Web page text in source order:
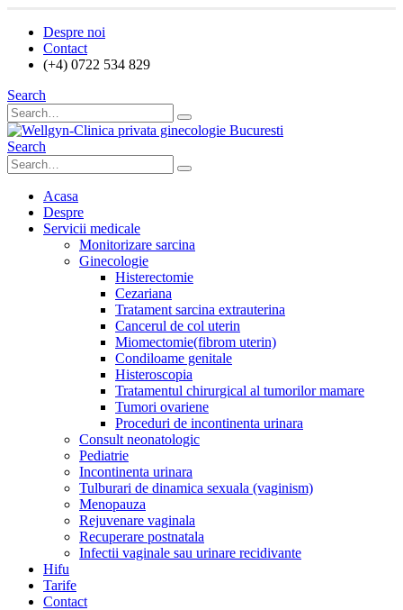
Despre noi
Contact
(+4) 0722 534 829
Search
Search
Acasa
Despre
Servicii medicale
Monitorizare sarcina
Ginecologie
Histerectomie
Cezariana
Tratament sarcina extrauterina
Cancerul de col uterin
Miomectomie(fibrom uterin)
Condiloame genitale
Histeroscopia
Tratamentul chirurgical al tumorilor mamare
Tumori ovariene
Proceduri de incontinenta urinara
Consult neonatologic
Pediatrie
Incontinenta urinara
Tulburari de dinamica sexuala (vaginism)
Menopauza
Rejuvenare vaginala
Recuperare postnatala
Infectii vaginale sau urinare recidivante
Hifu
Tarife
Contact